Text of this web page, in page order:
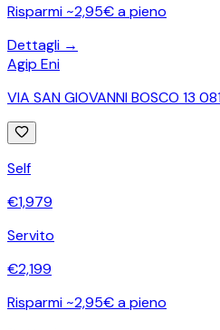
Risparmi ~2,95€ a pieno
Dettagli →
Agip Eni
VIA SAN GIOVANNI BOSCO 13
Self
€1,979
Servito
€2,199
Risparmi ~2,95€ a pieno